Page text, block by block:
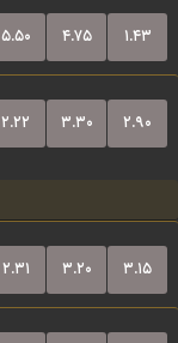
۵.۵۰ ۴.۷۵ ۱.۴۳
۲.۲۲ ۳.۳۰ ۲.۹۰
۲.۳۱ ۳.۲۰ ۳.۱۵